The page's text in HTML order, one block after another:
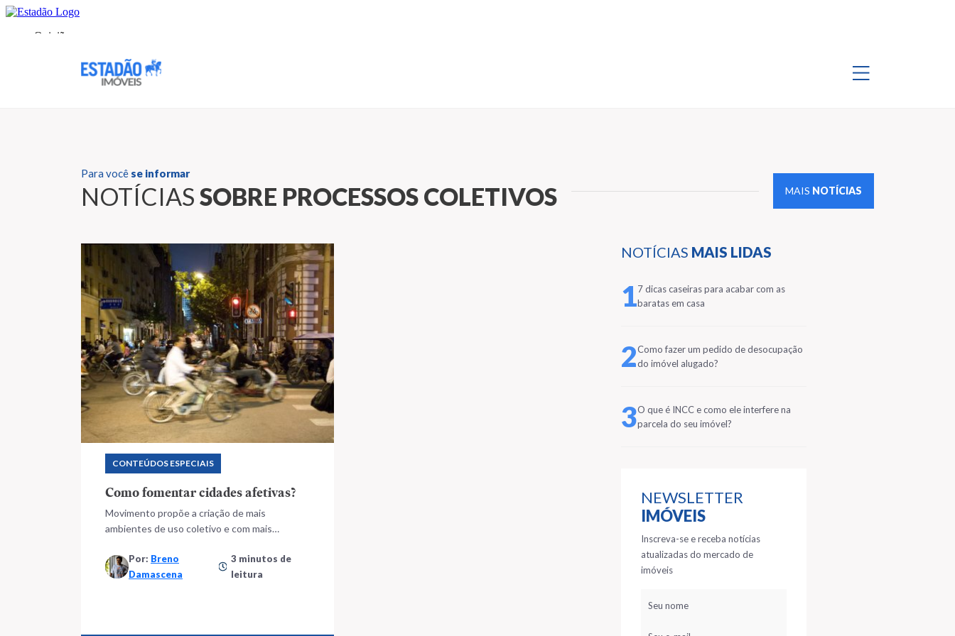
Para você se informar
NOTÍCIASSOBRE PROCESSOS COLETIVOS MAIS NOTÍCIAS
NOTÍCIAS MAIS LIDAS
17 dicas caseiras para acabar com as
baratas em casa
2Como fazer um pedido de desocupação
do imóvel alugado?
3O que é INCC e como ele interfere na
parcela do seu imóvel?
NEWSLETTER
IMÓVEIS
Inscreva-se e receba notícias
atualizadas do mercado de
imóveis
CONTEÚDOS ESPECIAIS
Como fomentar cidades afetivas?
Movimento propõe a criação de mais
ambientes de uso coletivo e com mais
Por: Breno
Damascena
3 minutos de
leitura